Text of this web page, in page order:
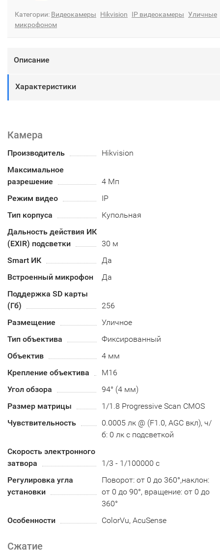
Категории: Видеокамеры Hikvision IP видеокамеры Уличные
микрофоном
Описание
Характеристики
Камера
Производитель
Hikvision
Максимальное
разрешение
4 Мп
Режим видео
IP
Тип корпуса
Купольная
Дальность действия ИК
(EXIR) подсветки
30 м
Smart ИК
Да
Встроенный микрофон
Да
Поддержка SD карты
(Гб)
256
Размещение
Уличное
Тип объектива
Фиксированный
Объектив
4 мм
Крепление объектива
M16
Угол обзора
94° (4 мм)
Размер матрицы
1/1.8 Progressive Scan CMOS
Чувствительность
0.0005 лк @ (F1.0, AGC вкл), ч/
б: 0 лк с подсветкой
Скорость электронного
затвора
1/3 - 1/100000 с
Регулировка угла
установки
Поворот: от 0 до 360°,наклон:
от 0 до 90°, вращение: от 0 до
360°
Особенности
ColorVu, AcuSense
Сжатие